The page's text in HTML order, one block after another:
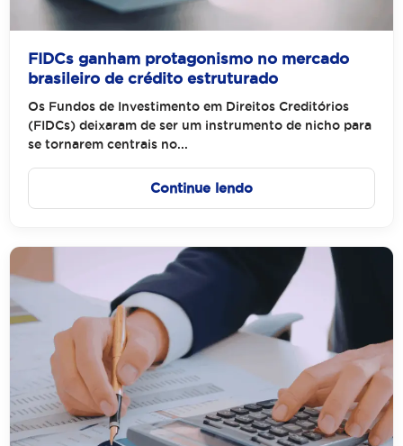
FIDCs ganham protagonismo no mercado
brasileiro de crédito estruturado
Os Fundos de Investimento em Direitos Creditórios
(FIDCs) deixaram de ser um instrumento de nicho para
se tornarem centrais no...
Continue lendo